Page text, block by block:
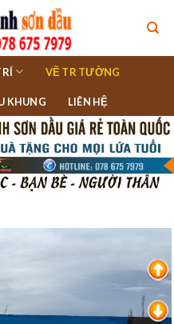
VẼ TR TƯỜNG
KHUNG LIÊN HỆ